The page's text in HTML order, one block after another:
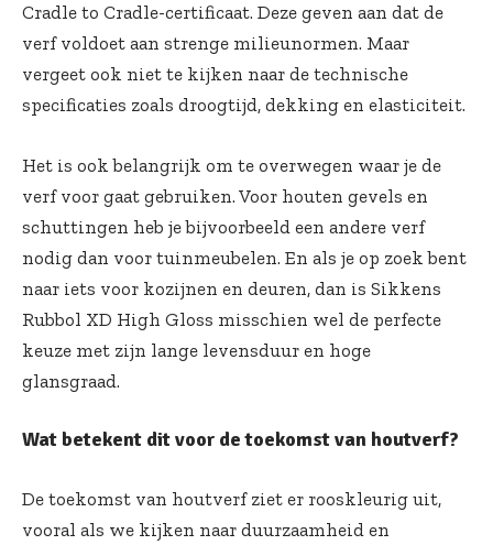
Cradle to Cradle-certificaat. Deze geven aan dat de
verf voldoet aan strenge milieunormen. Maar
vergeet ook niet te kijken naar de technische
specificaties zoals droogtijd, dekking en elasticiteit.
Het is ook belangrijk om te overwegen waar je de
verf voor gaat gebruiken. Voor houten gevels en
schuttingen heb je bijvoorbeeld een andere verf
nodig dan voor tuinmeubelen. En als je op zoek bent
naar iets voor kozijnen en deuren, dan is Sikkens
Rubbol XD High Gloss misschien wel de perfecte
keuze met zijn lange levensduur en hoge
glansgraad.
Wat betekent dit voor de toekomst van houtverf?
De toekomst van houtverf ziet er rooskleurig uit,
vooral als we kijken naar duurzaamheid en